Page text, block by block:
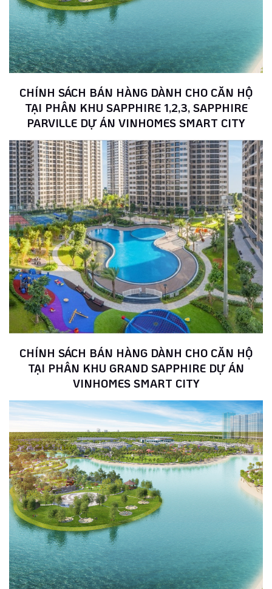
CHÍNH SÁCH BÁN HÀNG DÀNH CHO CĂN HỘ
TẠI PHÂN KHU SAPPHIRE 1,2,3, SAPPHIRE
PARVILLE DỰ ÁN VINHOMES SMART CITY
CHÍNH SÁCH BÁN HÀNG DÀNH CHO CĂN HỘ
TẠI PHÂN KHU GRAND SAPPHIRE DỰ ÁN
VINHOMES SMART CITY